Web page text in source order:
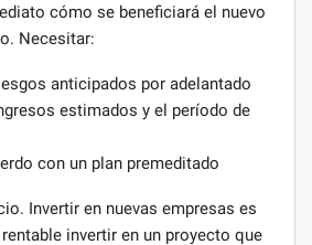
cómo se beneficiará el nuevo
Necesitar:
anticipados por adelantado
estimados y el período de
con un plan premeditado
Invertir en nuevas empresas es
invertir en un proyecto que